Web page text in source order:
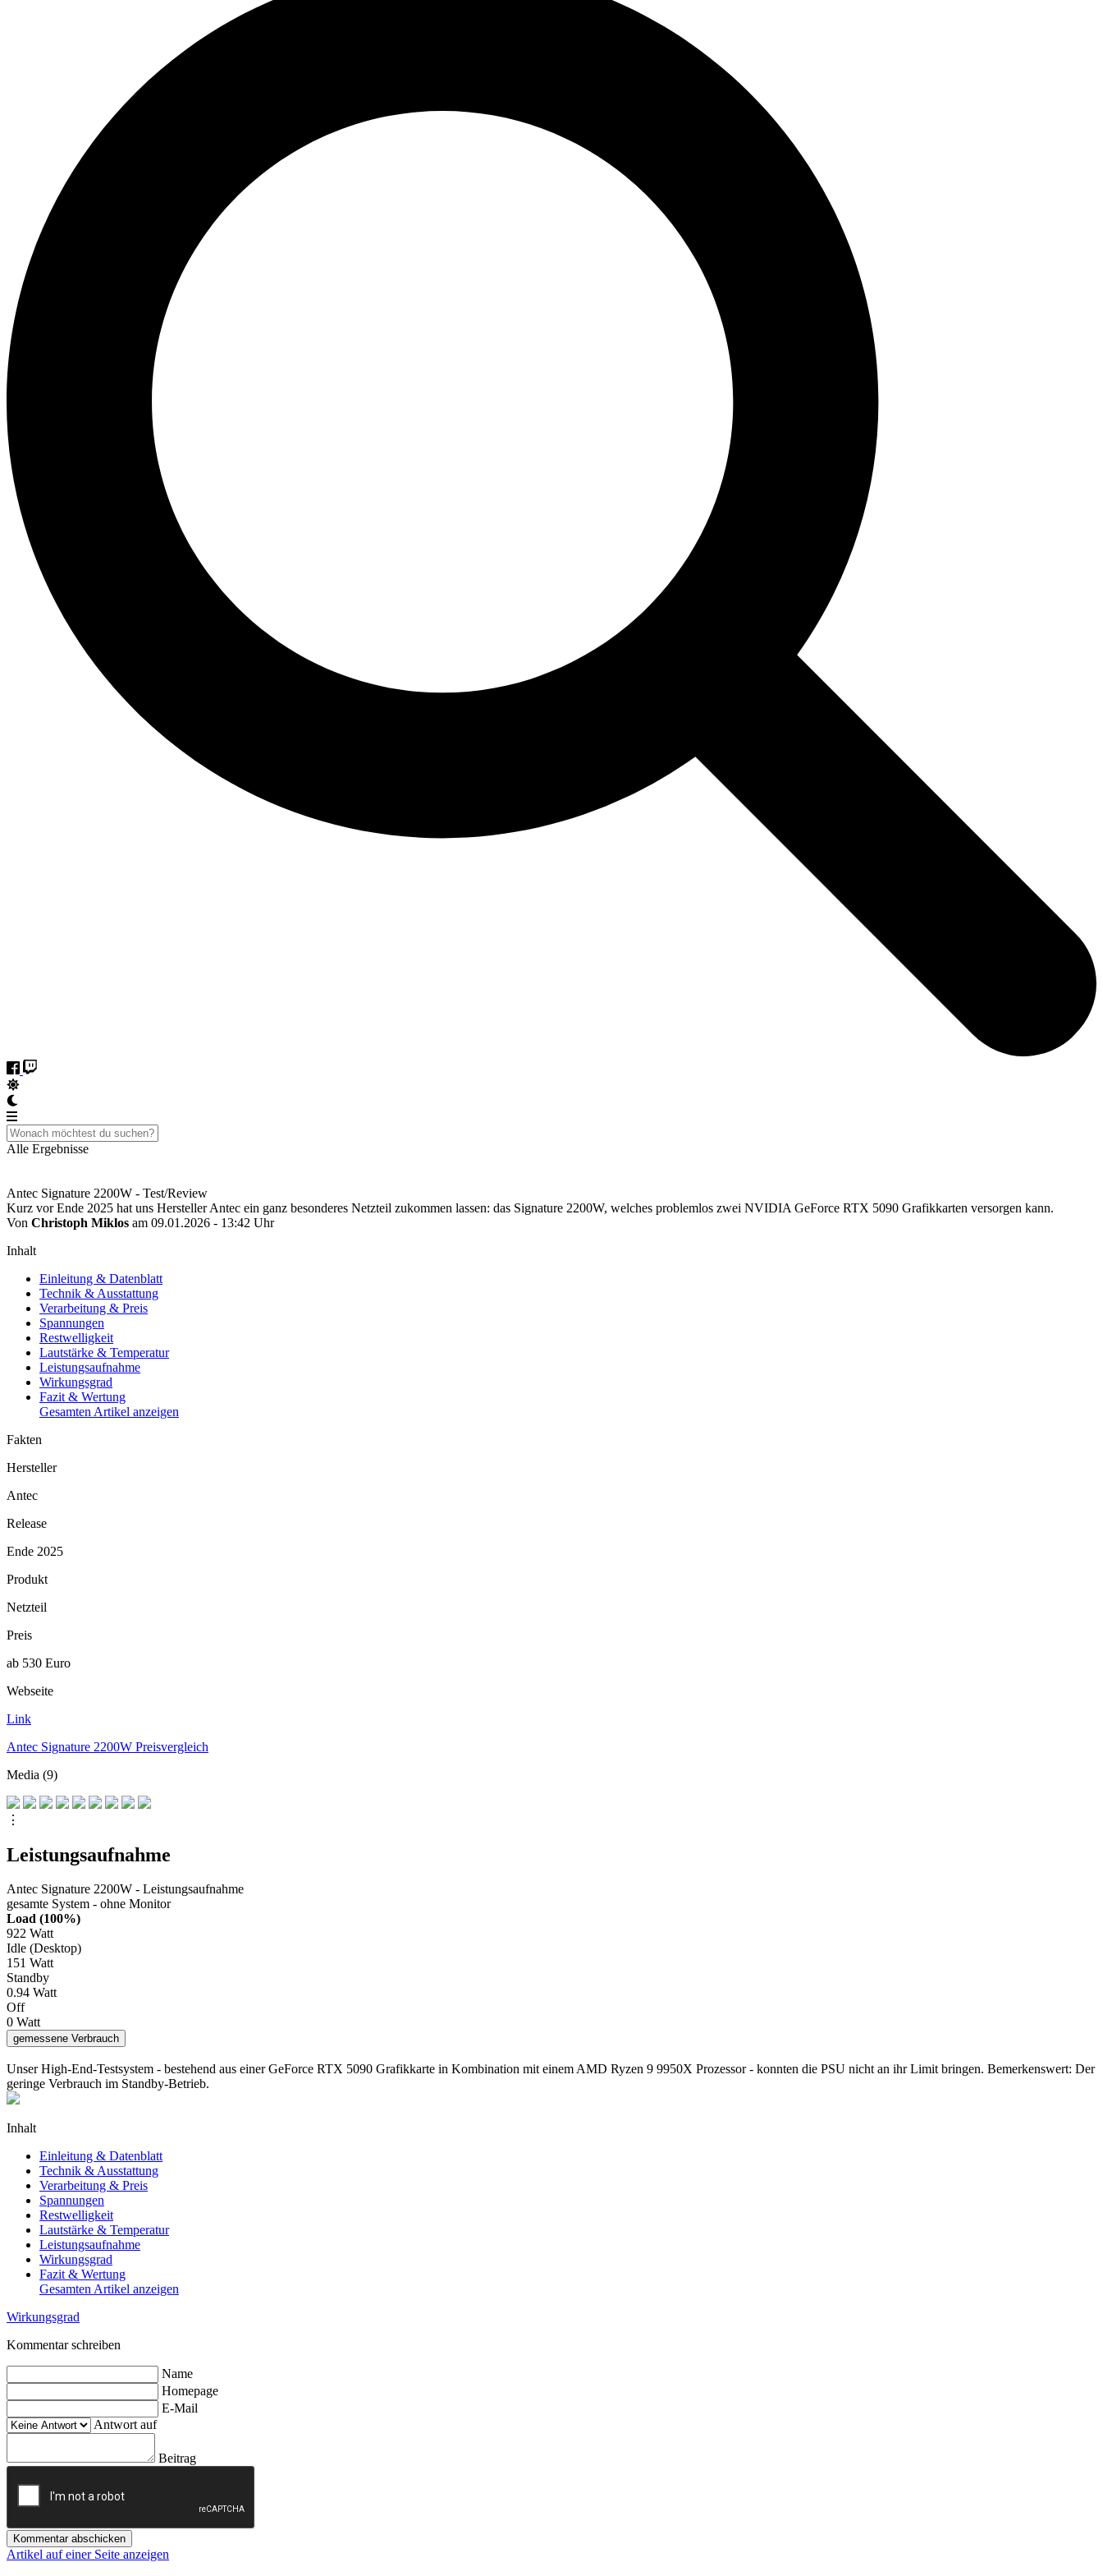
Alle Ergebnisse
Antec Signature 2200W - Test/Review
Kurz vor Ende 2025 hat uns Hersteller Antec ein ganz besonderes Netzteil zukommen lassen: das Signature 2200W, welches problemlos zwei NVIDIA GeForce RTX 5090 Grafikkarten versorgen kann.
Von Christoph Miklos am 09.01.2026 - 13:42 Uhr
Inhalt
Einleitung & Datenblatt
Technik & Ausstattung
Verarbeitung & Preis
Spannungen
Restwelligkeit
Lautstärke & Temperatur
Leistungsaufnahme
Wirkungsgrad
Fazit & Wertung
Gesamten Artikel anzeigen
Fakten
Hersteller
Antec
Release
Ende 2025
Produkt
Netzteil
Preis
ab 530 Euro
Webseite
Link
Antec Signature 2200W Preisvergleich
Media (9)
⋮
Leistungsaufnahme
Antec Signature 2200W - Leistungsaufnahme
gesamte System - ohne Monitor
Load (100%)
922 Watt
Idle (Desktop)
151 Watt
Standby
0.94 Watt
Off
0 Watt
gemessene Verbrauch
Unser High-End-Testsystem - bestehend aus einer GeForce RTX 5090 Grafikkarte in Kombination mit einem AMD Ryzen 9 9950X Prozessor - konnten die PSU nicht an ihr Limit bringen. Bemerkenswert: Der
geringe Verbrauch im Standby-Betrieb.
Inhalt
Einleitung & Datenblatt
Technik & Ausstattung
Verarbeitung & Preis
Spannungen
Restwelligkeit
Lautstärke & Temperatur
Leistungsaufnahme
Wirkungsgrad
Fazit & Wertung
Gesamten Artikel anzeigen
Wirkungsgrad
Kommentar schreiben
Name
Homepage
E-Mail
Antwort auf
Beitrag
Kommentar abschicken
Artikel auf einer Seite anzeigen